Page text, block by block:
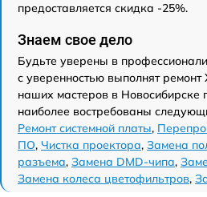
предоставляется скидка -25%.
Знаем свое дело
Будьте уверены в
с уверенностью выполнят
наших мастеров в Новосибирске
наиболее востребованы
Ремонт системной платы,
ПО, Чистка проектора, Замена
разъема, Замена DMD-чипа,
Замена колеса цветофильтров,